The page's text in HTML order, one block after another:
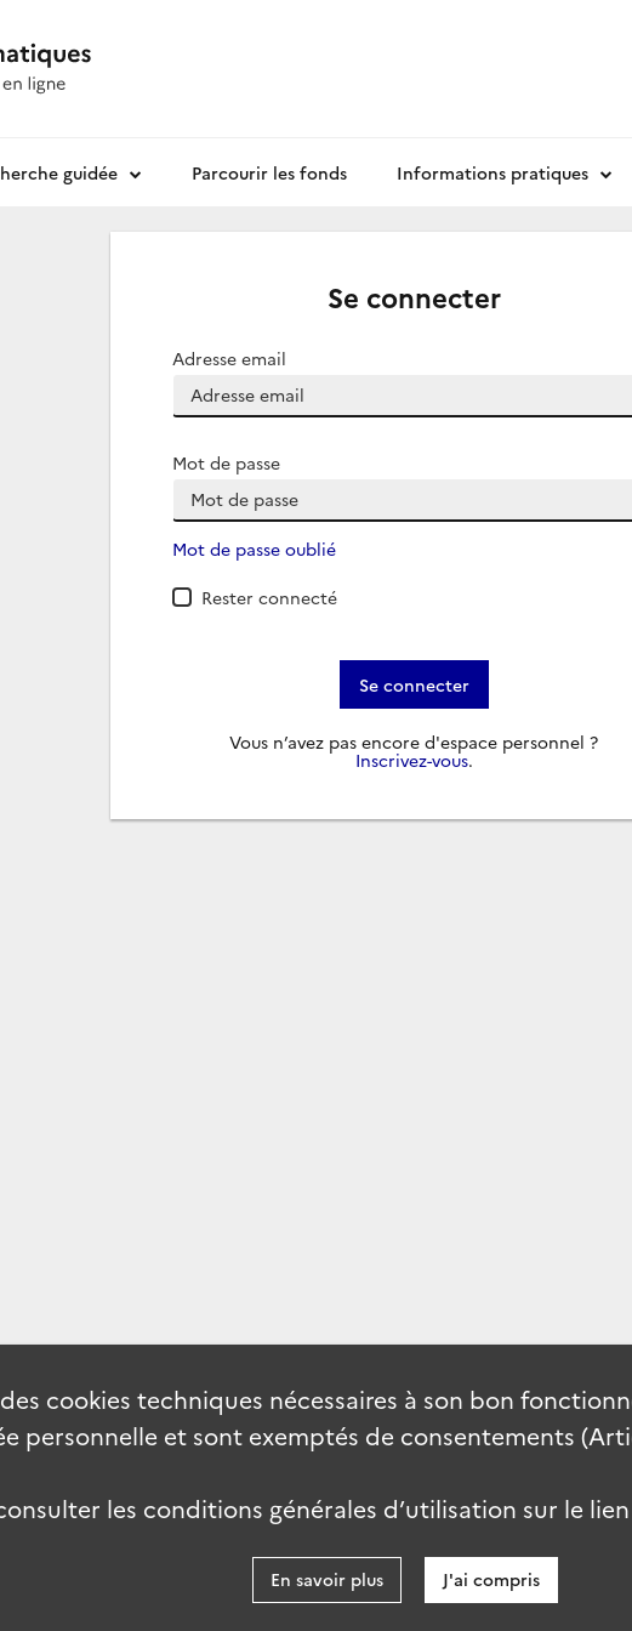
guidée Parcourir les fonds Informations pratiques
Se connecter
Adresse email
Mot de passe
Mot de passe oublié
Rester connecté
Se connecter
Vous n’avez pas encore d'espace personnel ?
Inscrivez-vous.
cookies techniques nécessaires à son bon
personnelle et sont exemptés de consentements
les conditions générales d’utilisation sur le
En savoir plus J'ai compris